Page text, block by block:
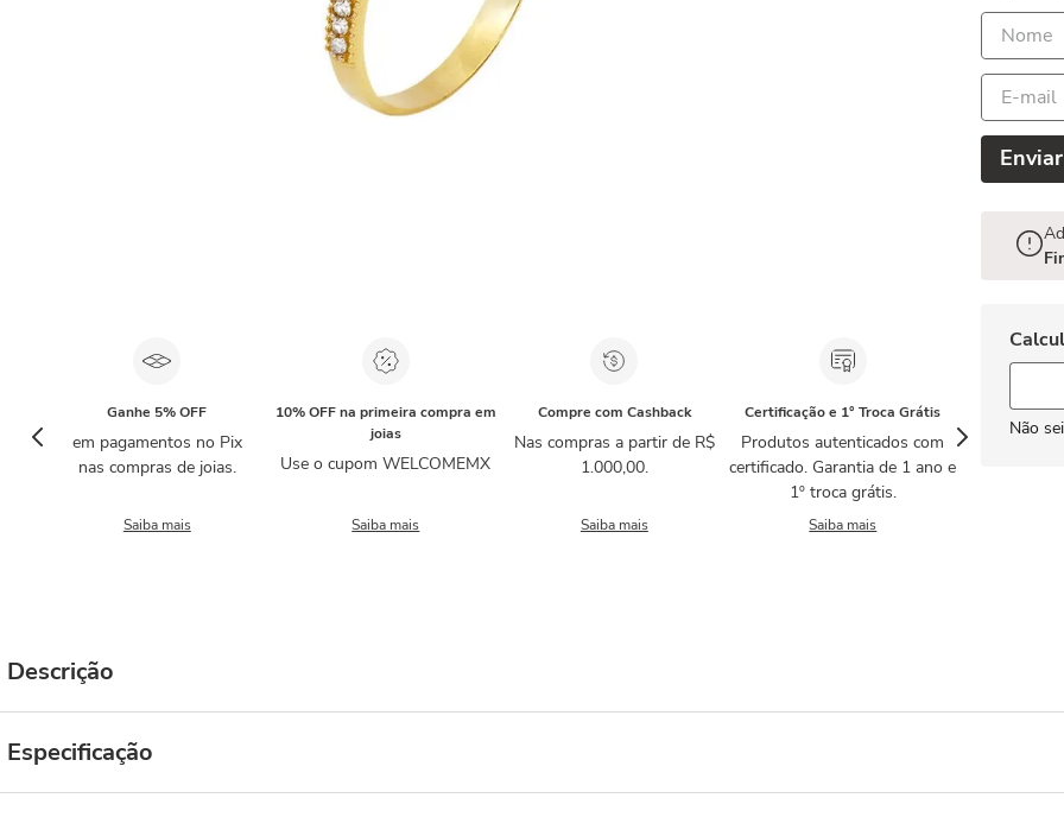
Ganhe 5% OFF
em pagamentos no Pix
nas compras de joias.
Saiba mais
10% OFF na primeira compra em
joias
Use o cupom WELCOMEMX
Saiba mais
Compre com Cashback
Nas compras a partir de R$
1.000,00.
Saiba mais
Certificação e 1° Troca Grátis
Produtos autenticados com
certificado. Garantia de 1 ano e
1º troca grátis.
Saiba mais
Enviar
Não
Descrição
Especificação